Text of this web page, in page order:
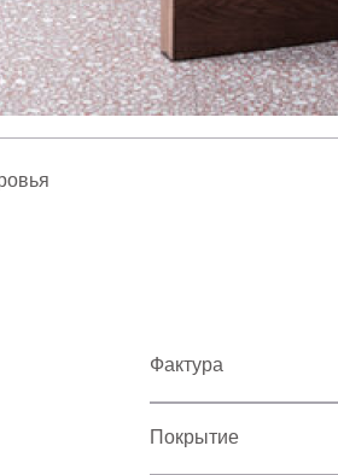
Фактура
Покрытие